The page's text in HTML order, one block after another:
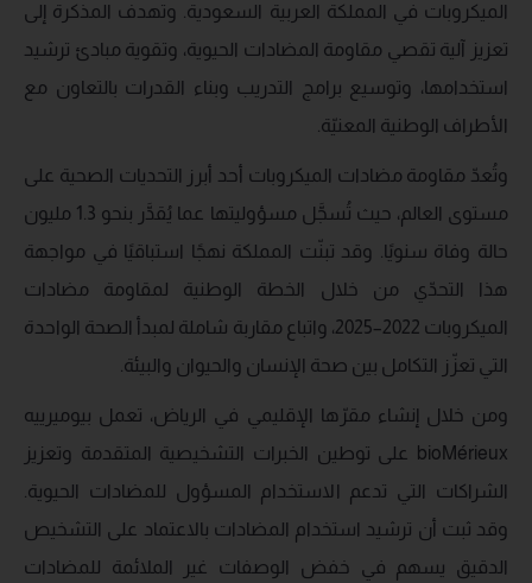
الميكروبات في المملكة العربية السعودية. وتهدف المذكرة إلى
تعزيز آلية تقصي مقاومة المضادات الحيوية، وتقوية مبادئ ترشيد
استخدامها، وتوسيع برامج التدريب وبناء القدرات بالتعاون مع
الأطراف الوطنية المعنيّة.
وتُعدّ مقاومة مضادات الميكروبات أحد أبرز التحديات الصحية على
مستوى العالم، حيث تُسجَّل مسؤوليتها عما يُقدَّر بنحو 1.3 مليون
حالة وفاة سنويًا. وقد تبنّت المملكة نهجًا استباقيًا في مواجهة
هذا التحدّي من خلال الخطة الوطنية لمقاومة مضادات
الميكروبات 2022–2025، واتباع مقاربة شاملة لمبدأ الصحة الواحدة
التي تعزّز التكامل بين صحة الإنسان والحيوان والبيئة.
ومن خلال إنشاء مقرّها الإقليمي في الرياض، تعمل بيوميرييه
bioMérieux على توطين الخبرات التشخيصية المتقدمة وتعزيز
الشراكات التي تدعم الاستخدام المسؤول للمضادات الحيوية.
وقد ثبت أن ترشيد استخدام المضادات بالاعتماد على التشخيص
الدقيق يسهم في خفض الوصفات غير الملائمة للمضادات